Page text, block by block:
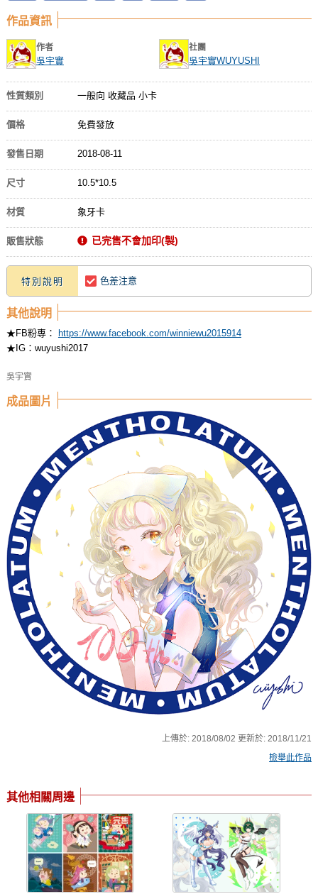
作品資訊
作者
吳宇實
社團
吳宇實WUYUSHI
性質類別 一般向 收藏品 小卡
價格 免費發放
發售日期 2018-08-11
尺寸 10.5*10.5
材質 象牙卡
販售狀態 已完售不會加印(製)
特別說明 色差注意
其他說明
★FB粉專：
https://www.facebook.com/winniewu2015914
★IG：wuyushi2017
吳宇實
成品圖片
上傳於:2018/08/02 更新於:2018/11/21
檢舉此作品
其他相關周邊